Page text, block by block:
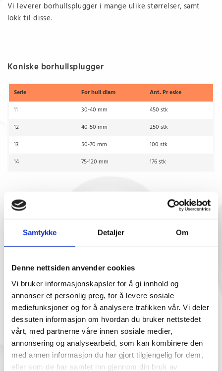
Samtykke Detaljer Om
Denne nettsiden anvender cookies
Vi bruker informasjonskapsler for å gi innhold og
annonser et personlig preg, for å levere sosiale
mediefunksjoner og for å analysere trafikken vår. Vi deler
dessuten informasjon om hvordan du bruker nettstedet
vårt, med partnerne våre innen sosiale medier,
annonsering og analysearbeid, som kan kombinere den
med annen informasjon du har gjort tilgjengelig for dem,
eller som de har samlet inn gjennom din bruk av
Vi leverer borhullsplugger i mange ulike størrelser, samt
lokk til disse.
Koniske borhullsplugger
Serie For hull diam
Ant. Pr eske
11
30-40 mm
450 stk
12
40-50 mm
250 stk
13
50-70 mm
100 stk
14
75-120 mm 176 stk
Traktformede borhullsplugger